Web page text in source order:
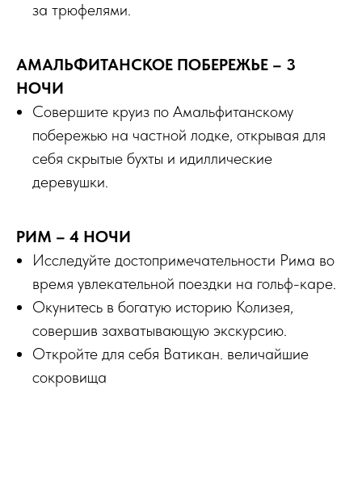
за трюфелями.
АМАЛЬФИТАНСКОЕ ПОБЕРЕЖЬЕ – 3
НОЧИ
Совершите круиз по Амальфитанскому
побережью на частной лодке, открывая для
себя скрытые бухты и идиллические
деревушки.
РИМ – 4 НОЧИ
Исследуйте достопримечательности Рима во
время увлекательной поездки на гольф-каре.
Окунитесь в богатую историю Колизея,
совершив захватывающую экскурсию.
Откройте для себя Ватикан. величайшие
сокровища